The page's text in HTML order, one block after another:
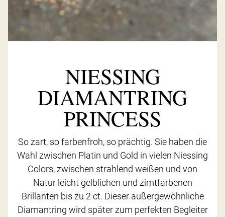
NIESSING
DIAMANTRING
PRINCESS
So zart, so farbenfroh, so prächtig. Sie haben die
Wahl zwischen Platin und Gold in vielen Niessing
Colors, zwischen strahlend weißen und von
Natur leicht gelblichen und zimtfarbenen
Brillanten bis zu 2 ct. Dieser außergewöhnliche
Diamantring wird später zum perfekten Begleiter